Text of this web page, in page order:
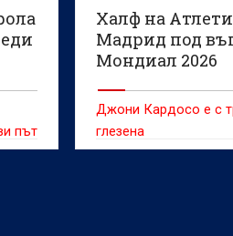
път
Халф на
Мадрид под
Мондиал 2026
Джони Кардосо е с
глезена